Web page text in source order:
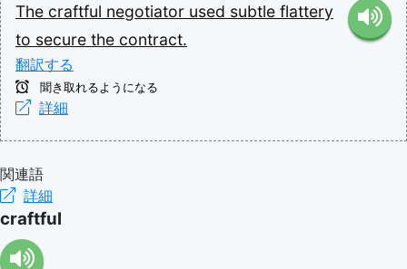
The craftful negotiator used subtle flattery
to secure the contract.
翻訳する
聞き取れるようになる
詳細
関連語
詳細
craftful